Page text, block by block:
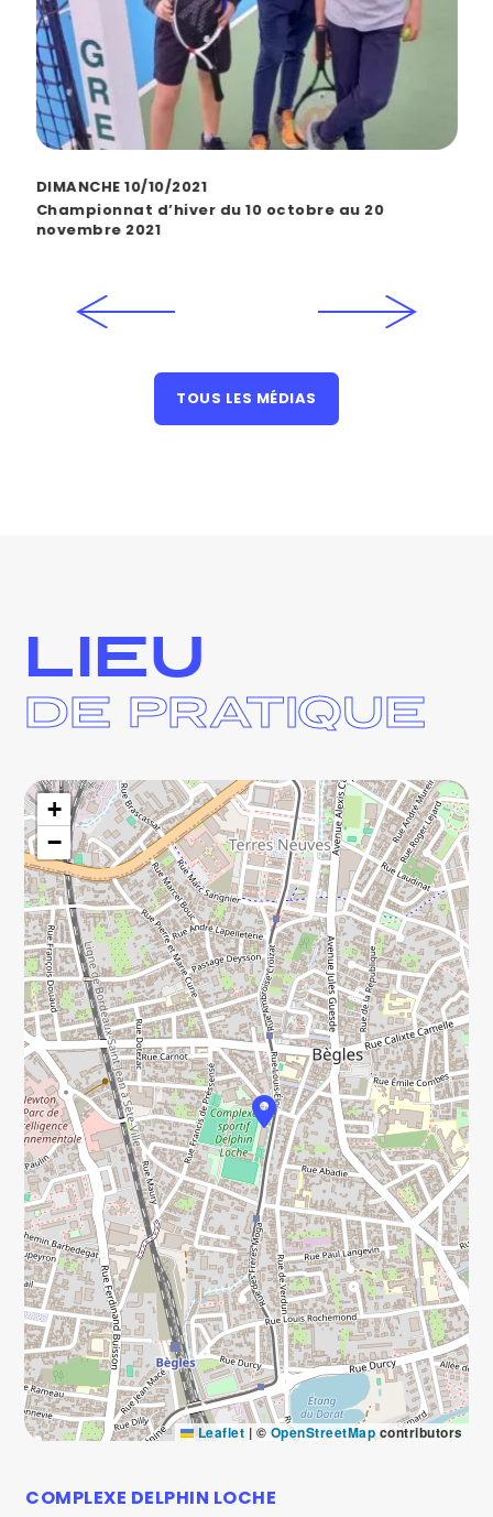
DIMANCHE 10/10/2021
Championnat d’hiver du 10 octobre au 20
novembre 2021
TOUS LES MÉDIAS
LIEU
DE PRATIQUE
COMPLEXE DELPHIN LOCHE
+
−
Leaflet | © OpenStreetMapcontributors